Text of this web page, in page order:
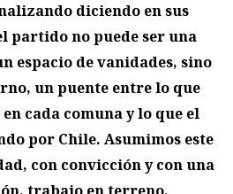
diciendo en sus
partido no puede ser una
espacio de vanidades, sino
un puente entre lo que
cada comuna y lo que el
por Chile. Asumimos este
con convicción y con una